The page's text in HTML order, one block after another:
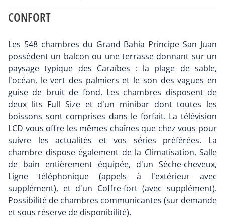
CONFORT
Les 548 chambres du Grand Bahia Principe San Juan
possèdent un balcon ou une terrasse donnant sur un
paysage typique des Caraïbes : la plage de sable,
l'océan, le vert des palmiers et le son des vagues en
guise de bruit de fond. Les chambres disposent de
deux lits Full Size et d'un minibar dont toutes les
boissons sont comprises dans le forfait. La télévision
LCD vous offre les mêmes chaînes que chez vous pour
suivre les actualités et vos séries préférées. La
chambre dispose également de la Climatisation, Salle
de bain entièrement équipée, d'un Sèche-cheveux,
Ligne téléphonique (appels à l'extérieur avec
supplément), et d'un Coffre-fort (avec supplément).
Possibilité de chambres communicantes (sur demande
et sous réserve de disponibilité).